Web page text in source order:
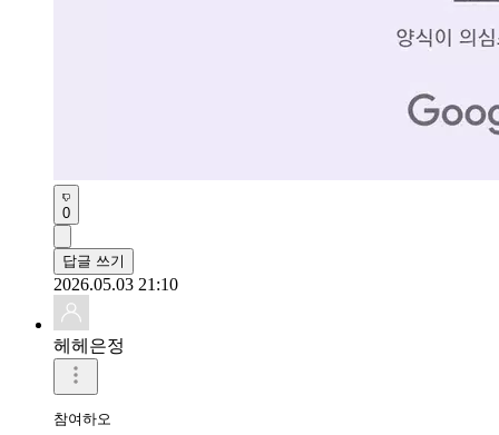
0
답글 쓰기
2026.05.03 21:10
헤헤은정
참여하오